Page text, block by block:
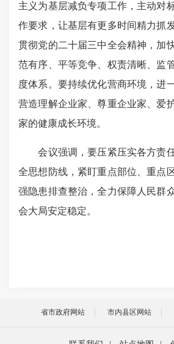
主义为基层减负专项工作，主动对
作要求，让基层有更多时间精力抓
贯彻党的二十届三中全会精神，加
范有序、平等竞争、权责清晰、监
度体系。要持续优化营商环境，进
营造理解企业家、尊重企业家、爱
家的健康成长环境。
会议强调，要压紧压实各方责
全思想防线，紧盯重点部位、重点
强隐患排查整治，全力保障人民群
会大局安定稳定。
省市政府网站 市内县区网站